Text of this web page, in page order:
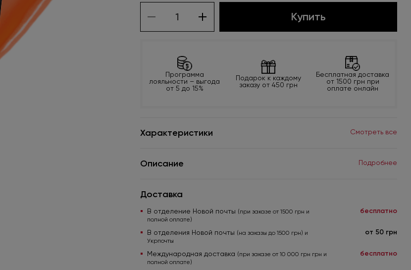
Купить
Программа
лояльности – выгода
от 5 до 15%
Подарок к каждому
заказу от 450 грн
Бесплатная доставка
от 1500 грн при
оплате онлайн
Характеристики Смотреть все
Описание Подробнее
Доставка
В отделение Новой почты (при заказе от 1500 грн и
полной оплате)
бесплатно
В отделения Новой почты (на заказы до 1500 грн) и
Укрпочты
от 50 грн
Международная доставка (при заказе от 10 000 грн грн и
полной оплате)
бесплатно